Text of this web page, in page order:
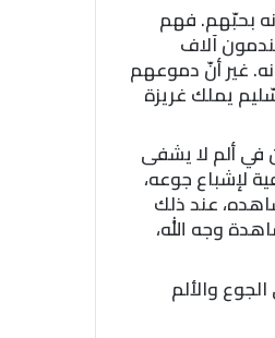
بحبّهم. فهم
آلاف
غير أنّ دموعهم
يملك غريزة
في ألم لا يشفى
لإشباع جوعه،
عند ذلك
وجه الله،
والألم